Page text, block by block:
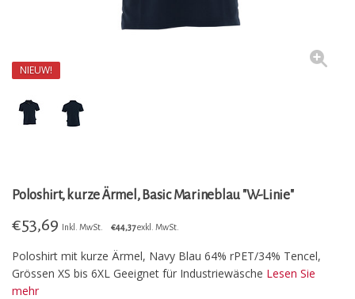
NIEUW!
Poloshirt, kurze Ärmel, Basic Marineblau "W-Linie"
€53,69 Inkl. MwSt. €44,37exkl. MwSt.
Poloshirt mit kurze Ärmel, Navy Blau 64% rPET/34% Tencel,
Grössen XS bis 6XL Geeignet für Industriewäsche Lesen Sie
mehr